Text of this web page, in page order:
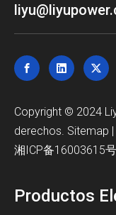
Copyright © 2024
derechos. Sitemap |
湘ICP备16003615
Productos